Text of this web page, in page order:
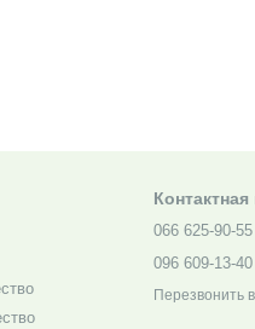
066 625-90-55
096 609-13-40
Перезвонить